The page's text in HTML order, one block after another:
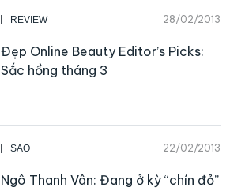
REVIEW 28/02/2013
Đẹp Online Beauty Editor’s Picks:
Sắc hồng tháng 3
SAO 22/02/2013
Ngô Thanh Vân: Đang ở kỳ “chín đỏ”